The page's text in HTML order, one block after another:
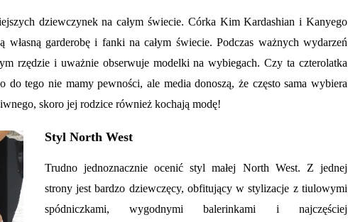
dziewczynek na całym świecie. Córka Kim Kardashian i Kanyego
własną garderobę i fanki na całym świecie. Podczas ważnych wydarzeń
rzędzie i uważnie obserwuje modelki na wybiegach. Czy ta czterolatka
do tego nie mamy pewności, ale media donoszą, że często sama wybiera
skoro jej rodzice również kochają modę!
Styl North West
Trudno jednoznacznie ocenić styl małej North West. Z jednej
strony jest bardzo dziewczęcy, obfitujący w stylizacje z tiulowymi
spódniczkami, wygodnymi balerinkami i najczęściej